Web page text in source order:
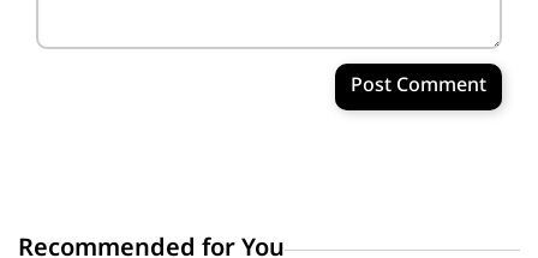
Post Comment
Recommended for You